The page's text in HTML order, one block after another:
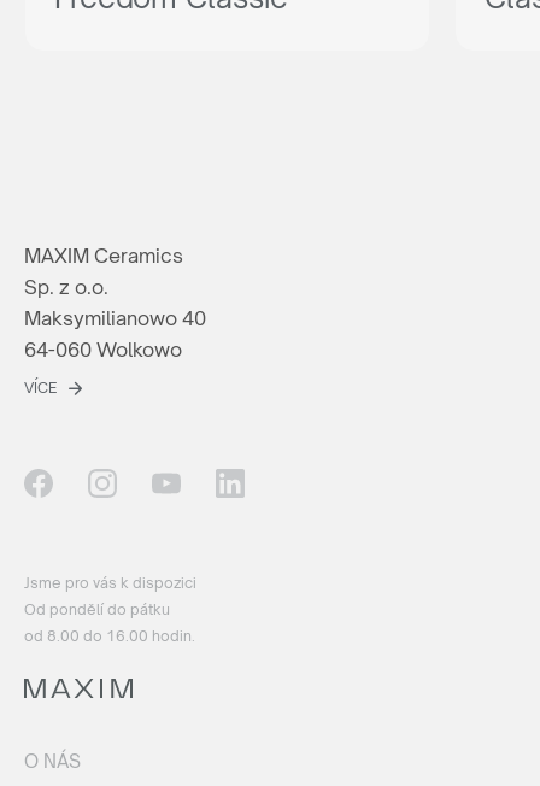
MAXIM Ceramics
Sp. z o.o.
Maksymilianowo 40
64-060 Wolkowo
VÍCE
Jsme pro vás k dispozici
Od pondělí do pátku
od 8.00 do 16.00 hodin.
O NÁS